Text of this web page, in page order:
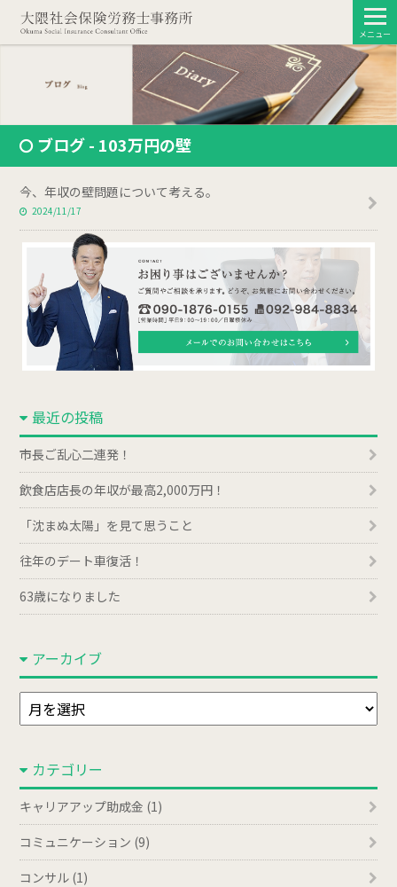
メニュー
ブログ - 103万円の壁
今、年収の壁問題について考える。
2024/11/17
最近の投稿
市長ご乱心二連発！
飲食店店長の年収が最高2,000万円！
「沈まぬ太陽」を見て思うこと
往年のデート車復活！
63歳になりました
アーカイブ
ア
ー
イ
ブ
カテゴリー
キャリアアップ助成金 (1)
コミュニケーション (9)
コンサル (1)